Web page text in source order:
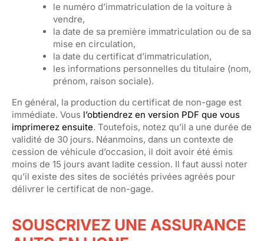
le numéro d’immatriculation de la voiture à
vendre,
la date de sa première immatriculation ou de sa
mise en circulation,
la date du certificat d’immatriculation,
les informations personnelles du titulaire (nom,
prénom, raison sociale).
En général, la production du certificat de non-gage est
immédiate. Vous l’obtiendrez en version PDF que vous
imprimerez ensuite. Toutefois, notez qu’il a une durée de
validité de 30 jours. Néanmoins, dans un contexte de
cession de véhicule d’occasion, il doit avoir été émis
moins de 15 jours avant ladite cession. Il faut aussi noter
qu’il existe des sites de sociétés privées agréés pour
délivrer le certificat de non-gage.
SOUSCRIVEZ UNE ASSURANCE